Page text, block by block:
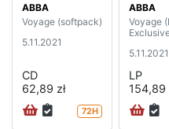
ABBA
Voyage (softpack)
5.11.2021
CD
62,89 zł
72H
ABBA
Voyage
5.11.2021
LP
154,89